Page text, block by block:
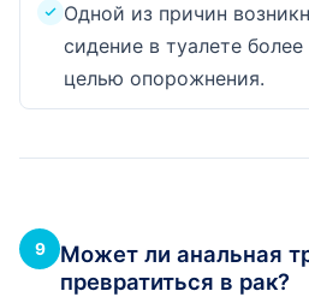
Одной из причин
сидение в туалете
целью опорожнения.
9
Может ли анальная
превратиться в рак?